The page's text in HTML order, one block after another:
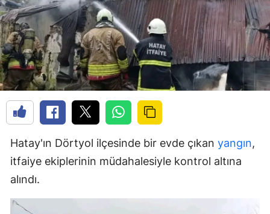
Hatay'ın Dörtyol ilçesinde bir evde çıkan yangın,
itfaiye ekiplerinin müdahalesiyle kontrol altına
alındı.